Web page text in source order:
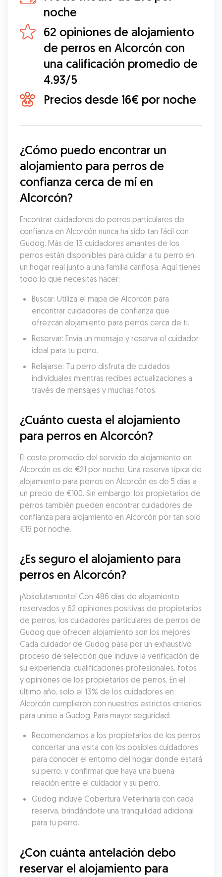
noche
62 opiniones de alojamiento
de perros en Alcorcón con
una calificación promedio de
4.93/5
Precios desde 16€ por noche
¿Cómo puedo encontrar un
alojamiento para perros de
confianza cerca de mí en
Alcorcón?
Encontrar cuidadores de perros particulares de
confianza en Alcorcón nunca ha sido tan fácil con
Gudog. Más de 13 cuidadores amantes de los
perros están disponibles para cuidar a tu perro en
un hogar real junto a una familia cariñosa. Aquí tienes
todo lo que necesitas hacer:
Buscar: Utiliza el mapa de Alcorcón para
encontrar cuidadores de confianza que
ofrezcan alojamiento para perros cerca de ti.
Reservar: Envía un mensaje y reserva el cuidador
ideal para tu perro.
Relajarse: Tu perro disfruta de cuidados
individuales mientras recibes actualizaciones a
través de mensajes y muchas fotos.
¿Cuánto cuesta el alojamiento
para perros en Alcorcón?
El coste promedio del servicio de alojamiento en
Alcorcón es de €21 por noche. Una reserva típica de
alojamiento para perros en Alcorcón es de 5 días a
un precio de €100. Sin embargo, los propietarios de
perros también pueden encontrar cuidadores de
confianza para alojamiento en Alcorcón por tan solo
€16 por noche.
¿Es seguro el alojamiento para
perros en Alcorcón?
¡Absolutamente! Con 486 días de alojamiento
reservados y 62 opiniones positivas de propietarios
de perros, los cuidadores particulares de perros de
Gudog que ofrecen alojamiento son los mejores.
Cada cuidador de Gudog pasa por un exhaustivo
proceso de selección que incluye la verificación de
su experiencia, cualificaciones profesionales, fotos
y opiniones de los propietarios de perros. En el
último año, solo el 13% de los cuidadores en
Alcorcón cumplieron con nuestros estrictos criterios
para unirse a Gudog. Para mayor seguridad:
Recomendamos a los propietarios de los perros
concertar una visita con los posibles cuidadores
para conocer el entorno del hogar donde estará
su perro, y confirmar que haya una buena
relación entre el cuidador y su perro.
Gudog incluye Cobertura Veterinaria con cada
reserva, brindándote una tranquilidad adicional
para tu perro.
¿Con cuánta antelación debo
reservar el alojamiento para